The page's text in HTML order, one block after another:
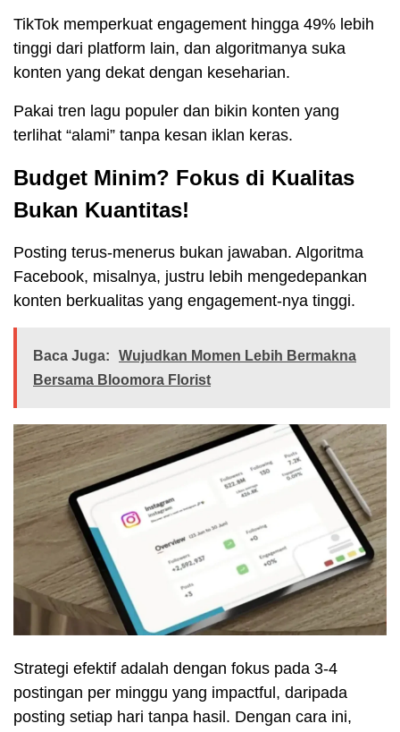
TikTok memperkuat engagement hingga 49% lebih
tinggi dari platform lain, dan algoritmanya suka
konten yang dekat dengan keseharian.
Pakai tren lagu populer dan bikin konten yang
terlihat “alami” tanpa kesan iklan keras.
Budget Minim? Fokus di Kualitas
Bukan Kuantitas!
Posting terus-menerus bukan jawaban. Algoritma
Facebook, misalnya, justru lebih mengedepankan
konten berkualitas yang engagement-nya tinggi.
Baca Juga:
Wujudkan Momen Lebih Bermakna
Bersama Bloomora Florist
Strategi efektif adalah dengan fokus pada 3-4
postingan per minggu yang impactful, daripada
posting setiap hari tanpa hasil. Dengan cara ini,